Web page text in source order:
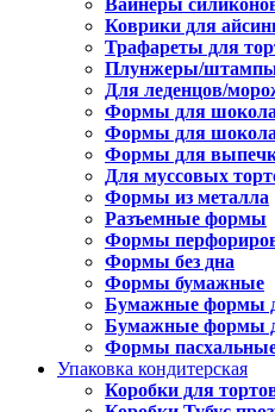
Вайнеры
Коврики для
Трафареты для
Плунжеры/
Для леденцов/
Формы для
Формы для
Формы для
Для муссовых
Формы из металла
Разъемные формы
Формы
Формы без дна
Формы бумажные
Бумажные формы
Бумажные формы
Формы
Упаковка кондитерская
Коробки для